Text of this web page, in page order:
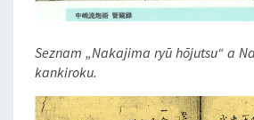
Seznam „Nakajima ryū hōjutsu“ a
kankiroku.